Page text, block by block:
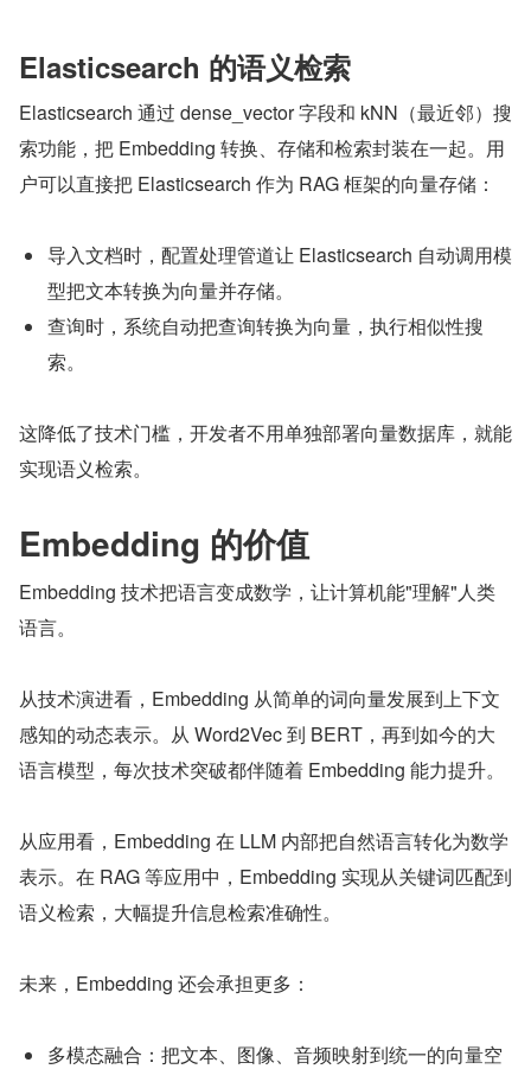
Elasticsearch 的语义检索
Elasticsearch 通过 dense_vector 字段和 kNN（最近邻）搜
索功能，把 Embedding 转换、存储和检索封装在一起。用
户可以直接把 Elasticsearch 作为 RAG 框架的向量存储：
导入文档时，配置处理管道让 Elasticsearch 自动调用模
型把文本转换为向量并存储。
查询时，系统自动把查询转换为向量，执行相似性搜
索。
这降低了技术门槛，开发者不用单独部署向量数据库，就能
实现语义检索。
Embedding 的价值
Embedding 技术把语言变成数学，让计算机能"理解"人类
语言。
从技术演进看，Embedding 从简单的词向量发展到上下文
感知的动态表示。从 Word2Vec 到 BERT，再到如今的大
语言模型，每次技术突破都伴随着 Embedding 能力提升。
从应用看，Embedding 在 LLM 内部把自然语言转化为数学
表示。在 RAG 等应用中，Embedding 实现从关键词匹配到
语义检索，大幅提升信息检索准确性。
未来，Embedding 还会承担更多：
多模态融合：把文本、图像、音频映射到统一的向量空